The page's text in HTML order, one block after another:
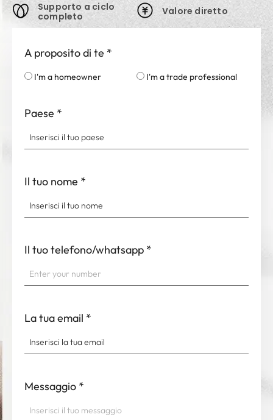
Supporto a ciclo
completo
Valore diretto
A proposito di te *
I'm a homeowner I'm a trade professional
Paese *
Il tuo nome *
Il tuo telefono/whatsapp *
La tua email *
Messaggio *